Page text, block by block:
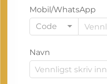
Mobil/WhatsApp
Code
Navn